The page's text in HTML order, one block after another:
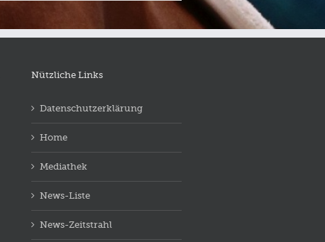
Nützliche Links
Datenschutzerklärung
Home
Mediathek
News-Liste
News-Zeitstrahl